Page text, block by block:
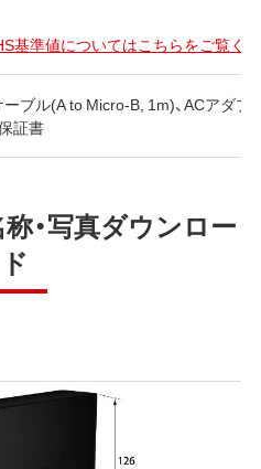
基準値についてはこちらをご覧く
ブル(A to Micro-B, 1m)、ACアダプ
証書
称・写真ダウンロー
ド